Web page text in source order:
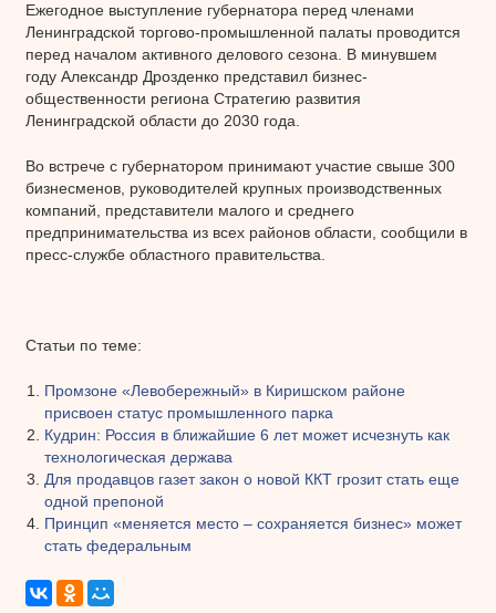
Ежегодное выступление губернатора перед членами
Ленинградской торгово-промышленной палаты проводится
перед началом активного делового сезона. В минувшем
году Александр Дрозденко представил бизнес-
общественности региона Стратегию развития
Ленинградской области до 2030 года.
Во встрече с губернатором принимают участие свыше 300
бизнесменов, руководителей крупных производственных
компаний, представители малого и среднего
предпринимательства из всех районов области, сообщили в
пресс-службе областного правительства.
Статьи по теме:
Промзоне «Левобережный» в Киришском районе
присвоен статус промышленного парка
Кудрин: Россия в ближайшие 6 лет может исчезнуть как
технологическая держава
Для продавцов газет закон о новой ККТ грозит стать еще
одной препоной
Принцип «меняется место – сохраняется бизнес» может
стать федеральным